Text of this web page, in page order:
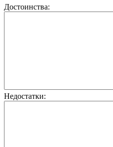
Достоинства:
Недостатки: